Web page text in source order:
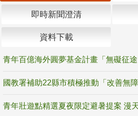
即時新聞澄清
資料下載